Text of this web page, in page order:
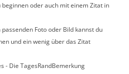
oder auch mit einem Zitat in
Foto oder Bild kannst du
und ein wenig über das Zitat